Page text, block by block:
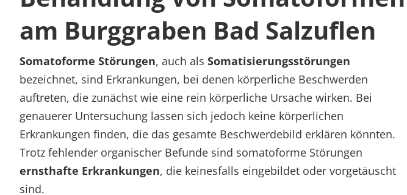
am Burggraben Bad Salzuflen
Somatoforme Störungen, auch als Somatisierungsstörungen
bezeichnet, sind Erkrankungen, bei denen körperliche Beschwerden
auftreten, die zunächst wie eine rein körperliche Ursache wirken. Bei
genauerer Untersuchung lassen sich jedoch keine körperlichen
Erkrankungen finden, die das gesamte Beschwerdebild erklären könnten.
Trotz fehlender organischer Befunde sind somatoforme Störungen
ernsthafte Erkrankungen, die keinesfalls eingebildet oder vorgetäuscht
sind.